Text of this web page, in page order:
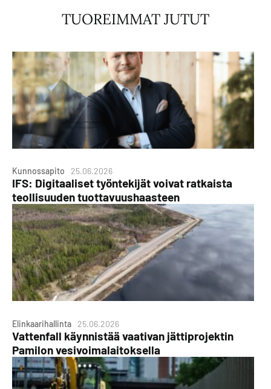
TUOREIMMAT JUTUT
Kunnossapito 25.06.2026
IFS: Digitaaliset työntekijät voivat ratkaista
teollisuuden tuottavuushaasteen
Elinkaarihallinta 25.06.2026
Vattenfall käynnistää vaativan jättiprojektin
Pamilon vesivoimalaitoksella